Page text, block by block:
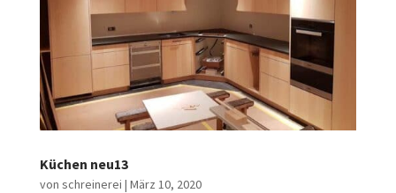
Küchen neu13
von schreinerei | März 10, 2020